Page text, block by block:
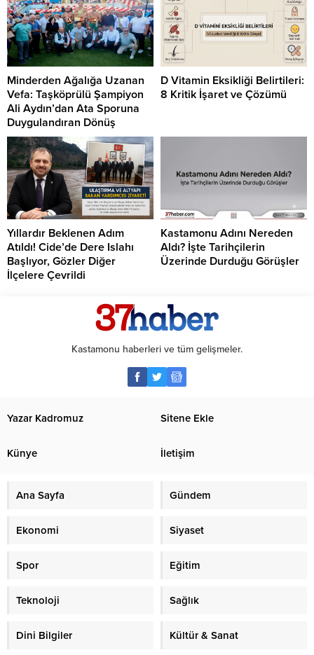
Minderden Ağalığa Uzanan
Vefa: Taşköprülü Şampiyon
Ali Aydın’dan Ata Sporuna
Duygulandıran Dönüş
D Vitamin Eksikliği Belirtileri:
8 Kritik İşaret ve Çözümü
Yıllardır Beklenen Adım
Atıldı! Cide’de Dere Islahı
Başlıyor, Gözler Diğer
İlçelere Çevrildi
Kastamonu Adını Nereden
Aldı? İşte Tarihçilerin
Üzerinde Durduğu Görüşler
Kastamonu haberleri ve tüm gelişmeler.
Yazar Kadromuz Sitene Ekle
Künye İletişim
Ana Sayfa Gündem
Ekonomi Siyaset
Spor Eğitim
Teknoloji Sağlık
Dini Bilgiler Kültür & Sanat